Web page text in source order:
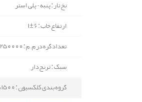
نخ تار : پنبه - پلی استر
ارتفاع خاب : 6±1
تعداد گره در م.م : 2250000
سبک : ترنج دار
گروه بندی کلکسیون : 1500 شانه